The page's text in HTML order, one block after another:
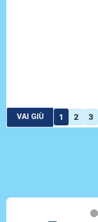
VAI GIÙ 1 2 3